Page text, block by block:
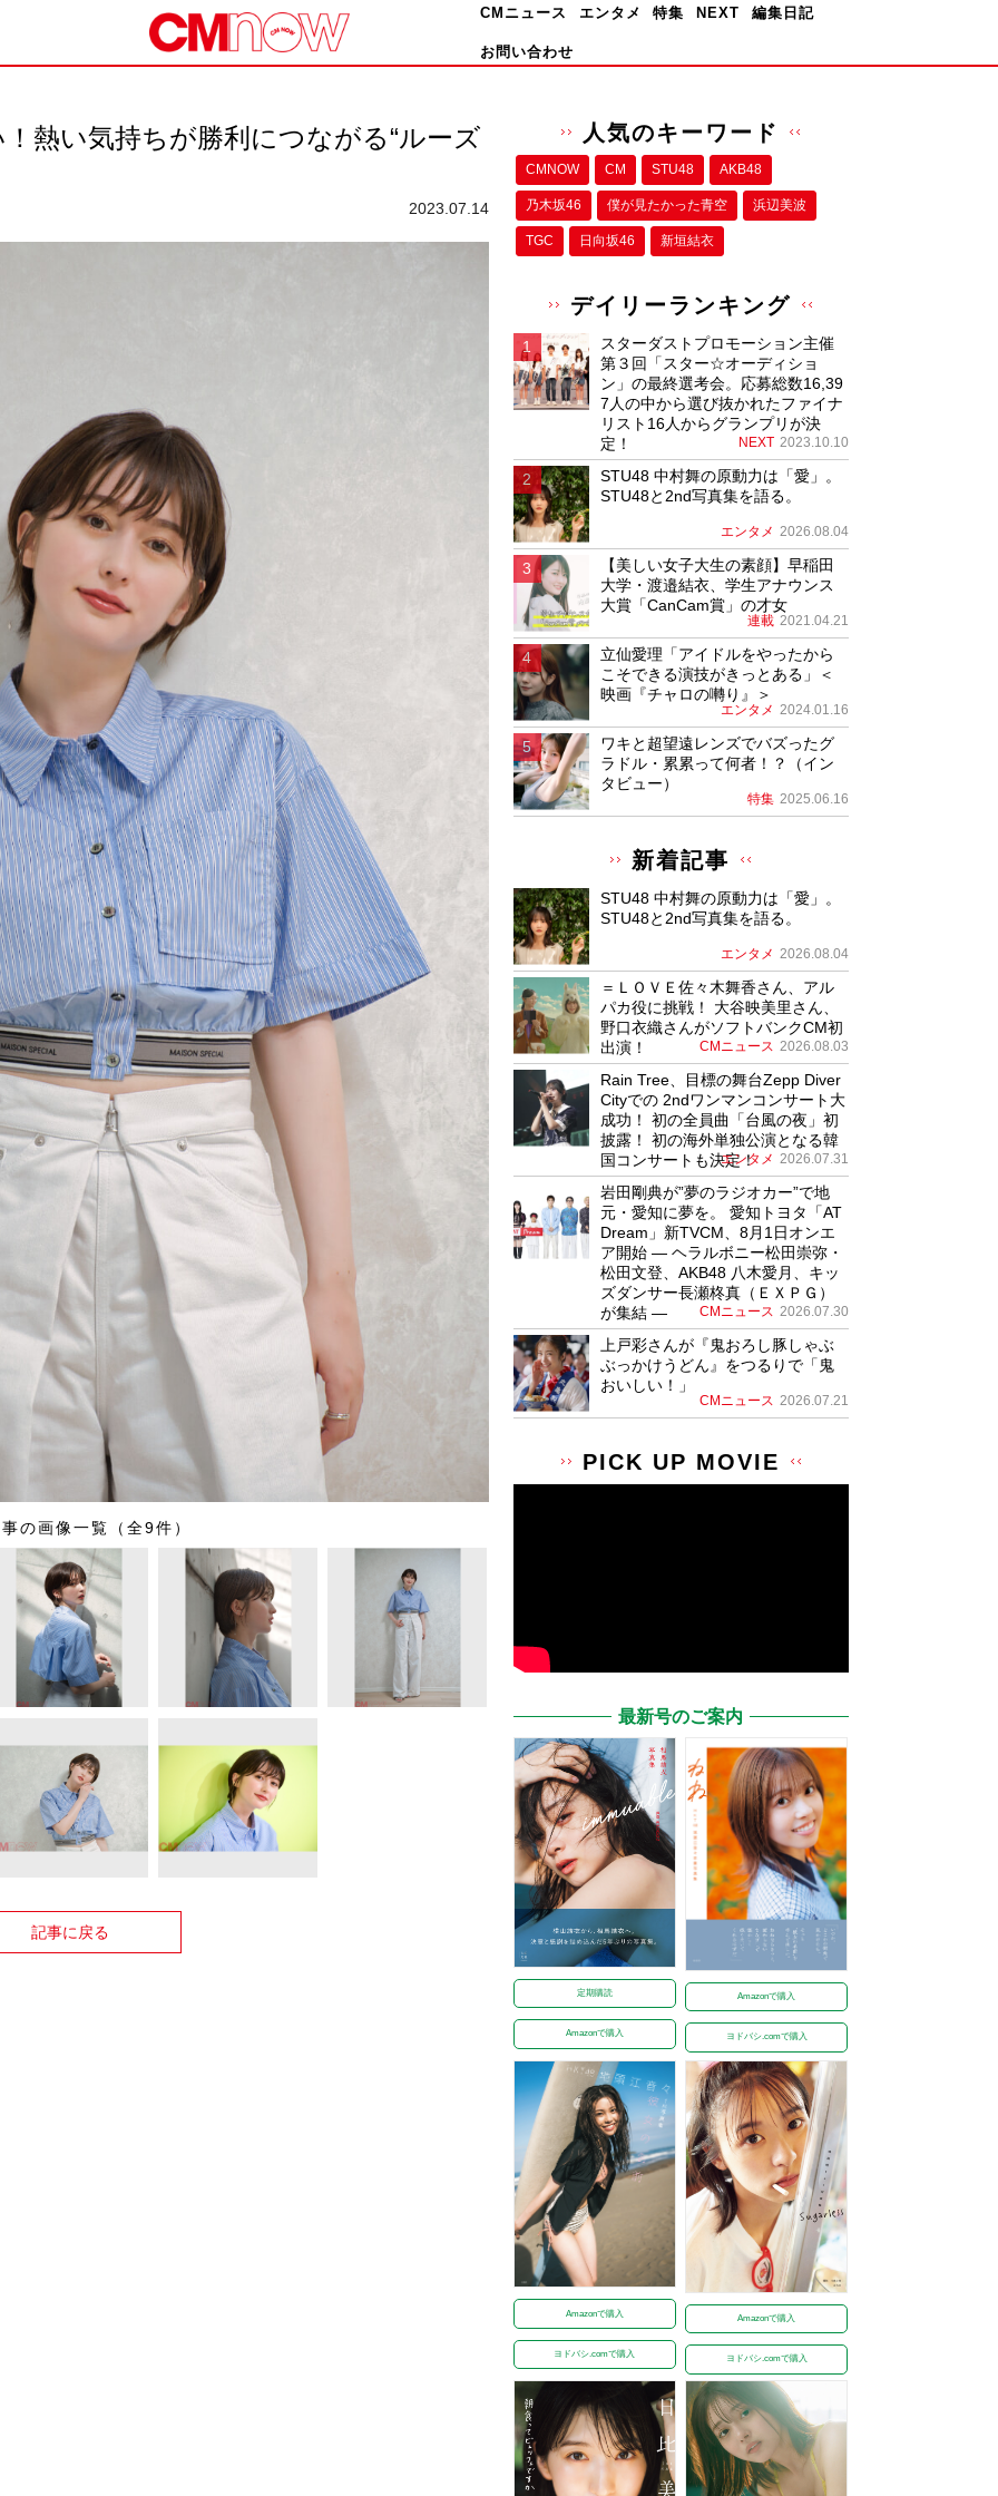
CMニュース エンタメ 特集 NEXT 編集日記
お問い合わせ
熱い気持ちが勝利につながる“ルーズ
2023.07.14
の画像一覧（全9件）
記事に戻る
人気のキーワード
CMNOW CM STU48 AKB48
乃木坂46 僕が⾒たかった⻘空 浜辺美波
TGC 日向坂46 新垣結衣
デイリーランキング
スターダストプロモーション主催
第３回「スター☆オーディショ
ン」の最終選考会。応募総数16,39
7人の中から選び抜かれたファイナ
リスト16人からグランプリが決
定！
NEXT 2023.10.10
STU48 中村舞の原動力は「愛」。
STU48と2nd写真集を語る。
エンタメ 2026.08.04
【美しい女子大生の素顔】早稲田
大学・渡邉結衣、学生アナウンス
大賞「CanCam賞」の才女
連載 2021.04.21
立仙愛理「アイドルをやったから
こそできる演技がきっとある」＜
映画『チャロの囀り』＞
エンタメ 2024.01.16
ワキと超望遠レンズでバズったグ
ラドル・累累って何者！？（イン
タビュー）
特集 2025.06.16
新着記事
STU48 中村舞の原動力は「愛」。
STU48と2nd写真集を語る。
エンタメ 2026.08.04
＝ＬＯＶＥ佐々木舞香さん、アル
パカ役に挑戦！ 大谷映美里さん、
野口衣織さんがソフトバンクCM初
出演！
CMニュース 2026.08.03
Rain Tree、目標の舞台Zepp Diver
Cityでの 2ndワンマンコンサート大
成功！ 初の全員曲「台風の夜」初
披露！ 初の海外単独公演となる韓
国コンサートも決定！
エンタメ 2026.07.31
岩田剛典が”夢のラジオカー”で地
元・愛知に夢を。 愛知トヨタ「AT
Dream」新TVCM、8月1日オンエ
ア開始 ― ヘラルボニー松田崇弥・
松田文登、AKB48 八木愛月、キッ
ズダンサー長瀬柊真（ＥＸＰＧ）
が集結 ―
CMニュース 2026.07.30
上戸彩さんが『鬼おろし豚しゃぶ
ぶっかけうどん』をつるりで「鬼
おいしい！」
CMニュース 2026.07.21
PICK UP MOVIE
最新号のご案内
定期購読
Amazonで購入
Amazonで購入
ヨドバシ.comで購入
Amazonで購入
ヨドバシ.comで購入
Amazonで購入
ヨドバシ.comで購入